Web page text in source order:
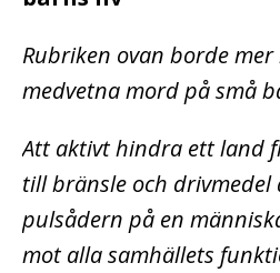
Rubriken ovan borde mer
medvetna mord på små
Att aktivt hindra ett land
till bränsle och drivmedel
pulsådern på en
mot alla samhällets